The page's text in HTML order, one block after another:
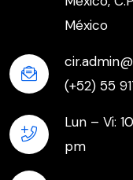
México
(+52) 55
Lun – Vi:
pm